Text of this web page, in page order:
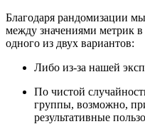
Благодаря рандомизации
между значениями метрик в
одного из двух вариантов:
Либо из-за нашей
По чистой
группы, возможно,
результативные